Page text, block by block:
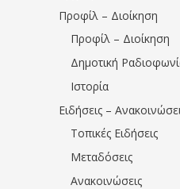
Προφίλ – Διοίκηση
Προφίλ – Διοίκηση
Δημοτική
Ιστορία
Ειδήσεις –
Τοπικές Ειδήσεις
Μεταδόσεις
Ανακοινώσεις